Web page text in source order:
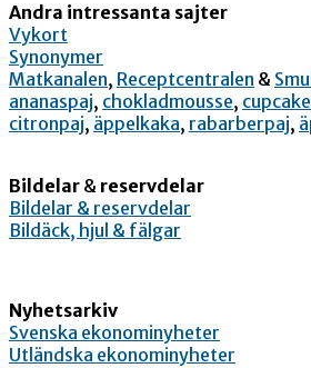
Andra intressanta sajter
Vykort
Synonymer
Matkanalen, Receptcentralen &
ananaspaj, chokladmousse,
citronpaj, äppelkaka, rabarberpaj,
Bildelar & reservdelar
Bildelar & reservdelar
Bildäck, hjul & fälgar
Nyhetsarkiv
Svenska ekonominyheter
Utländska ekonominyheter